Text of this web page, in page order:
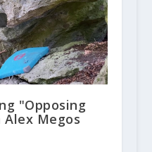
"Opposing
Alex Megos